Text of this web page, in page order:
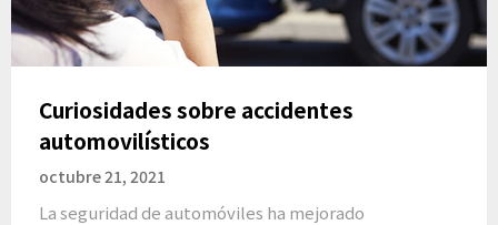
Curiosidades sobre accidentes
automovilísticos
octubre 21, 2021
La seguridad de automóviles ha mejorado